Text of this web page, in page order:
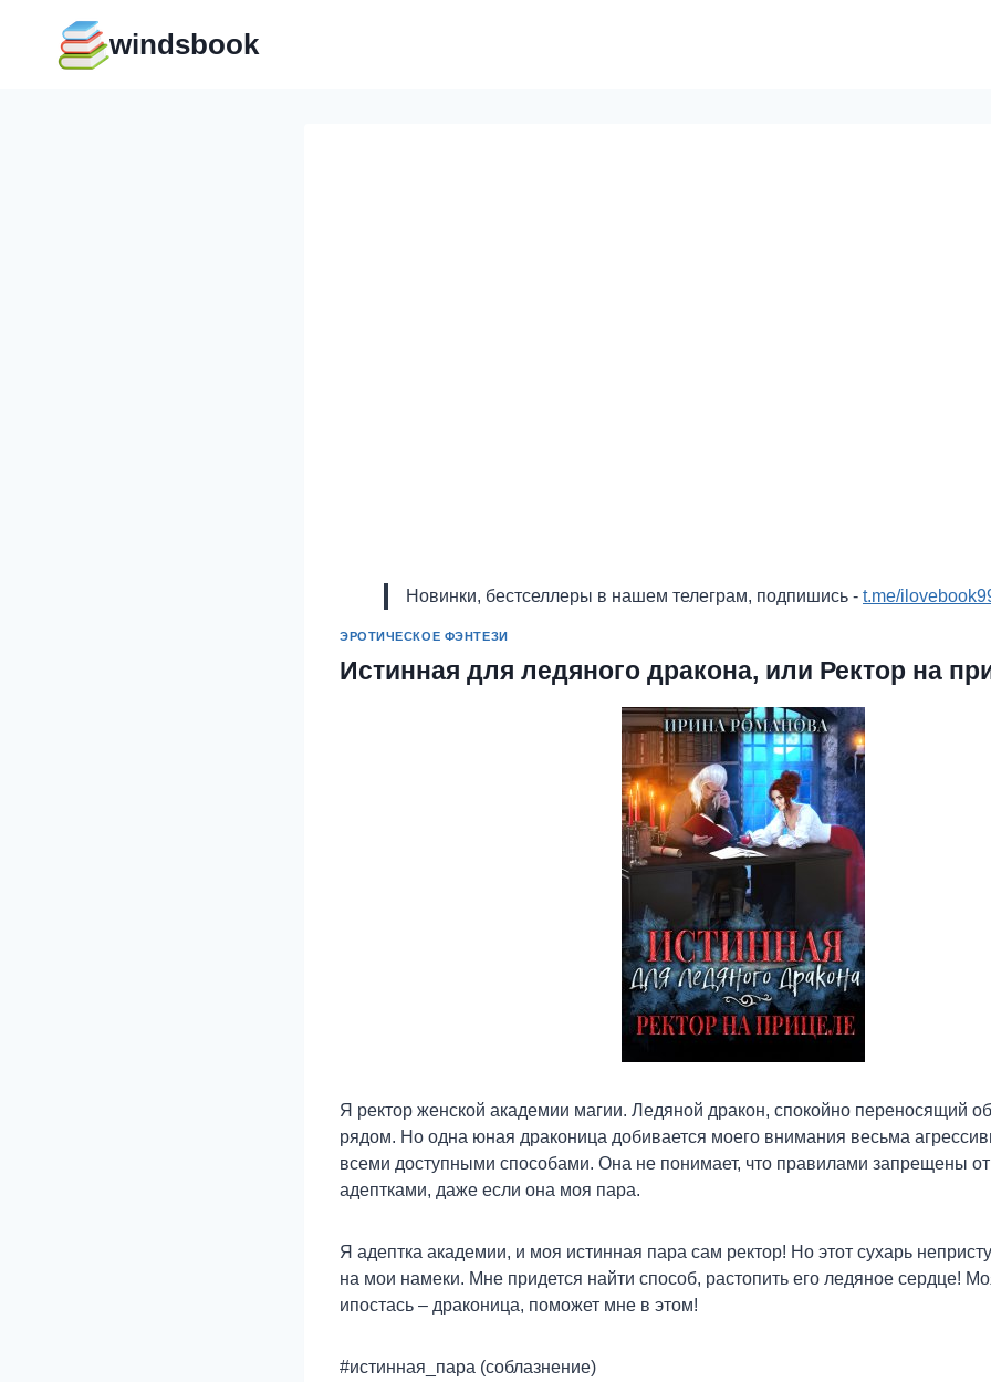
содержимому
windsbook
Новинки, бестселлеры в нашем телеграм, подпишись - t.me/
ЭРОТИЧЕСКОЕ ФЭНТЕЗИ
Истинная для ледяного дракона, или Ректор на
Я ректор женской академии магии. Ледяной дракон, спокойно переносящий
рядом. Но одна юная драконица добивается моего внимания весьма
всеми доступными способами. Она не понимает, что правилами запрещены
адептками, даже если она моя пара.
Я адептка академии, и моя истинная пара сам ректор! Но этот сухарь
на мои намеки. Мне придется найти способ, растопить его ледяное сердце!
ипостась – драконица, поможет мне в этом!
#истинная_пара (соблазнение)